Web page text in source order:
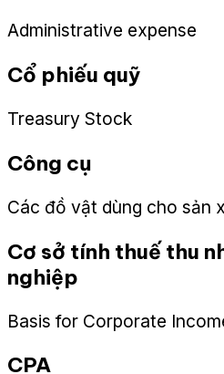
Administrative expense
Cổ phiếu quỹ
Treasury Stock
Công cụ
Các đồ vật dùng cho sản
Cơ sở tính thuế thu
nghiệp
Basis for Corporate
CPA